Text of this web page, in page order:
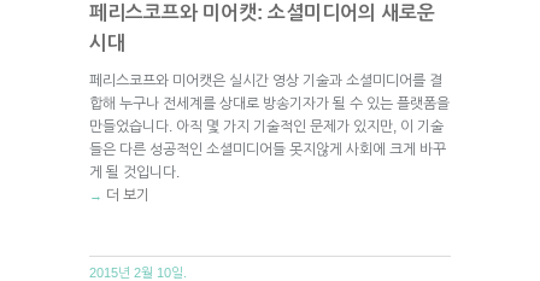
페리스코프와 미어캣: 소셜미디어의 새로운
시대
페리스코프와 미어캣은 실시간 영상 기술과 소셜미디어를 결
합해 누구나 전세계를 상대로 방송기자가 될 수 있는 플랫폼을
만들었습니다. 아직 몇 가지 기술적인 문제가 있지만, 이 기술
들은 다른 성공적인 소셜미디어들 못지않게 사회에 크게 바꾸
게 될 것입니다.
→ 더 보기
2015년 2월 10일.